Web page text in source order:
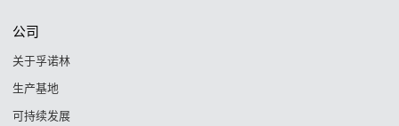
公司
关于孚诺林
生产基地
可持续发展